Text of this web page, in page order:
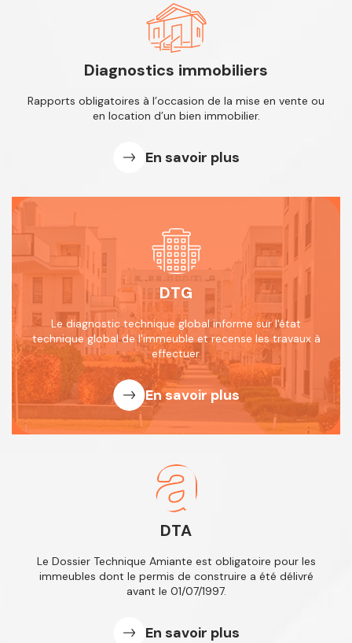
Diagnostics immobiliers
Rapports obligatoires à l’occasion de la mise en vente ou
en location d’un bien immobilier.
En savoir plus
DTG
Le diagnostic technique global informe sur l'état
technique global de l'immeuble et recense les travaux à
effectuer.
En savoir plus
DTA
Le Dossier Technique Amiante est obligatoire pour les
immeubles dont le permis de construire a été délivré
avant le 01/07/1997.
En savoir plus